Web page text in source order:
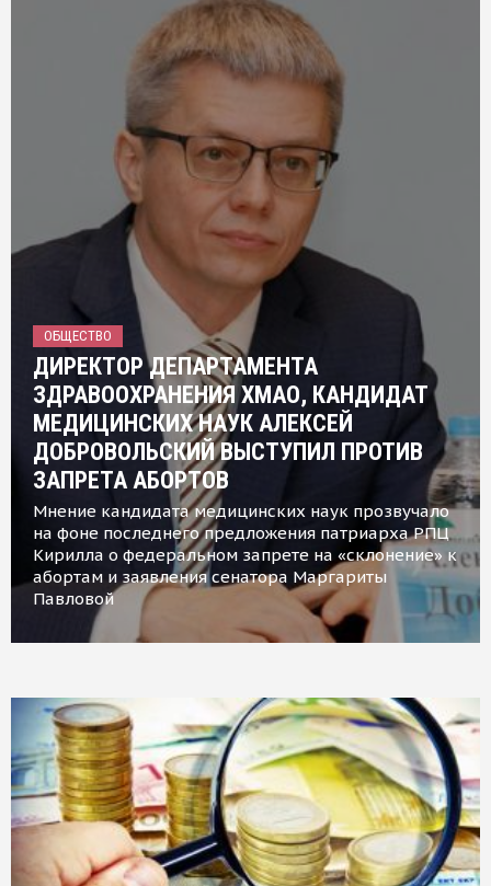
ОБЩЕСТВО
ДИРЕКТОР ДЕПАРТАМЕНТА
ЗДРАВООХРАНЕНИЯ ХМАО, КАНДИДАТ
МЕДИЦИНСКИХ НАУК АЛЕКСЕЙ
ДОБРОВОЛЬСКИЙ ВЫСТУПИЛ ПРОТИВ
ЗАПРЕТА АБОРТОВ
Мнение кандидата медицинских наук прозвучало
на фоне последнего предложения патриарха РПЦ
Кирилла о федеральном запрете на «склонение» к
абортам и заявления сенатора Маргариты
Павловой